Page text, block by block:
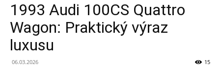
1993 Audi 100CS Quattro
Wagon: Praktický výraz
luxusu
06.03.2026 15